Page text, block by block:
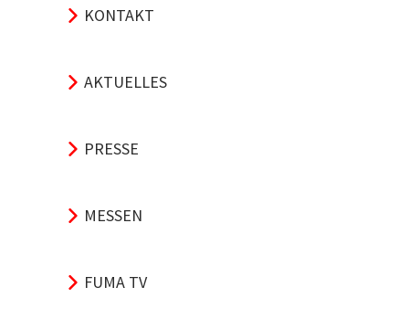
KONTAKT
AKTUELLES
PRESSE
MESSEN
FUMA TV